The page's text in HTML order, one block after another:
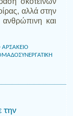
αλλά στην
ανθρώπινη και
ΑΡΣΑΚΕΙΟ
την